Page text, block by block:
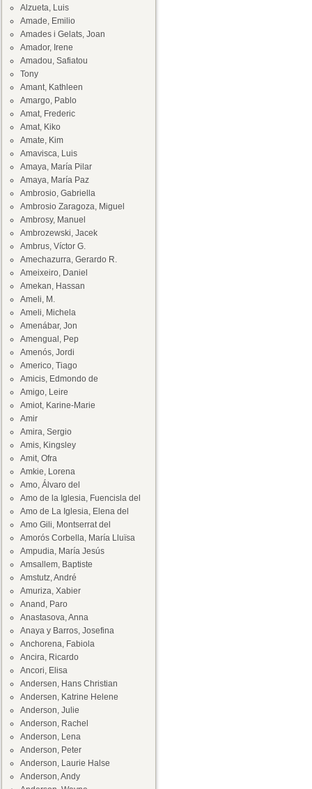
Alzueta, Luis
Amade, Emilio
Amades i Gelats, Joan
Amador, Irene
Amadou, Safiatou
Tony
Amant, Kathleen
Amargo, Pablo
Amat, Frederic
Amat, Kiko
Amate, Kim
Amavisca, Luis
Amaya, María Pilar
Amaya, María Paz
Ambrosio, Gabriella
Ambrosio Zaragoza, Miguel
Ambrosy, Manuel
Ambrozewski, Jacek
Ambrus, Víctor G.
Amechazurra, Gerardo R.
Ameixeiro, Daniel
Amekan, Hassan
Ameli, M.
Ameli, Michela
Amenábar, Jon
Amengual, Pep
Amenós, Jordi
Americo, Tiago
Amicis, Edmondo de
Amigo, Leire
Amiot, Karine-Marie
Amir
Amira, Sergio
Amis, Kingsley
Amit, Ofra
Amkie, Lorena
Amo, Álvaro del
Amo de la Iglesia, Fuencisla del
Amo de La Iglesia, Elena del
Amo Gili, Montserrat del
Amorós Corbella, María Lluïsa
Ampudia, María Jesús
Amsallem, Baptiste
Amstutz, André
Amuriza, Xabier
Anand, Paro
Anastasova, Anna
Anaya y Barros, Josefina
Anchorena, Fabiola
Ancira, Ricardo
Ancori, Elisa
Andersen, Hans Christian
Andersen, Katrine Helene
Anderson, Julie
Anderson, Rachel
Anderson, Lena
Anderson, Peter
Anderson, Laurie Halse
Anderson, Andy